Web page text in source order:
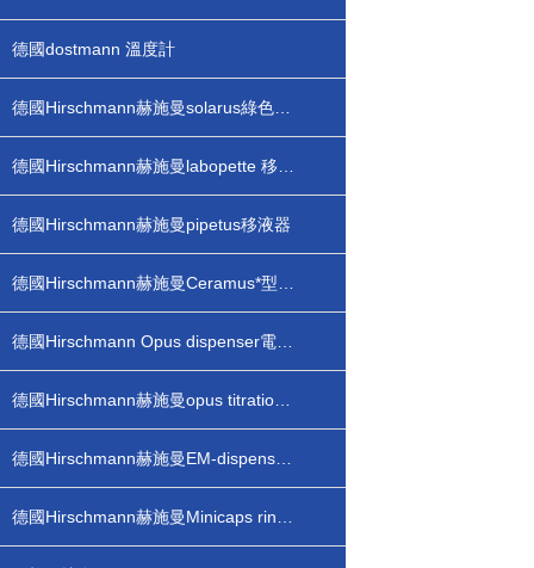
德國dostmann 溫度計
德國Hirschmann赫施曼pipetus移液器